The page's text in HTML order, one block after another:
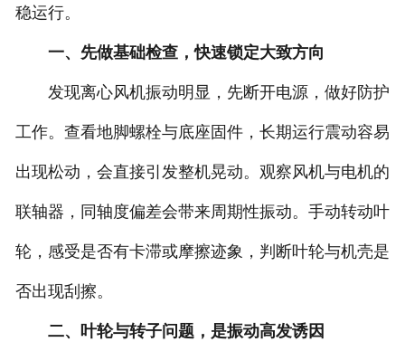
稳运行。
一、先做基础检查，快速锁定大致方向
发现离心风机振动明显，先断开电源，做好防护
工作。查看地脚螺栓与底座固件，长期运行震动容易
出现松动，会直接引发整机晃动。观察风机与电机的
联轴器，同轴度偏差会带来周期性振动。手动转动叶
轮，感受是否有卡滞或摩擦迹象，判断叶轮与机壳是
否出现刮擦。
二、叶轮与转子问题，是振动高发诱因